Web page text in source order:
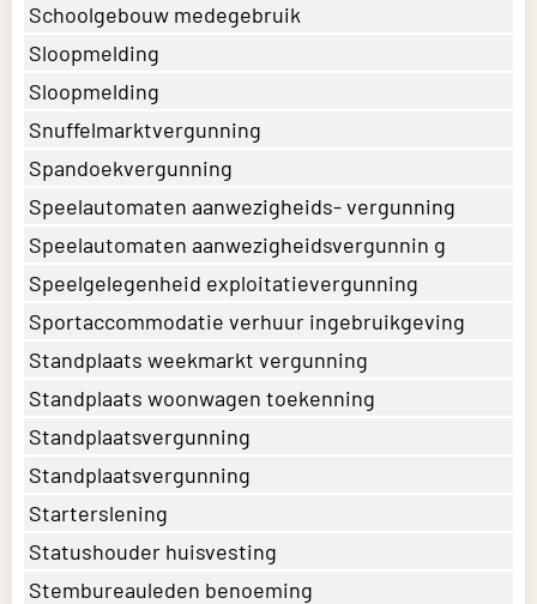
Schoolgebouw medegebruik
Sloopmelding
Sloopmelding
Snuffelmarktvergunning
Spandoekvergunning
Speelautomaten aanwezigheids- vergunning
Speelautomaten aanwezigheidsvergunnin g
Speelgelegenheid exploitatievergunning
Sportaccommodatie verhuur ingebruikgeving
Standplaats weekmarkt vergunning
Standplaats woonwagen toekenning
Standplaatsvergunning
Standplaatsvergunning
Starterslening
Statushouder huisvesting
Stembureauleden benoeming